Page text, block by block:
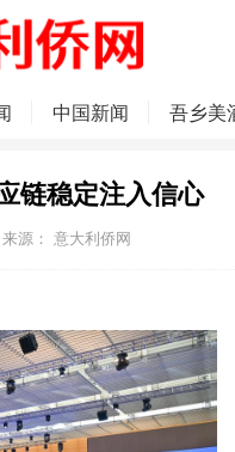
中国新闻 吾乡美
链稳定注入信心
来源： 意大利侨网